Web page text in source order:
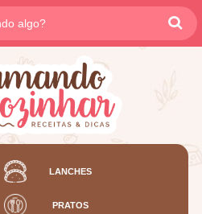
LANCHES
PRATOS